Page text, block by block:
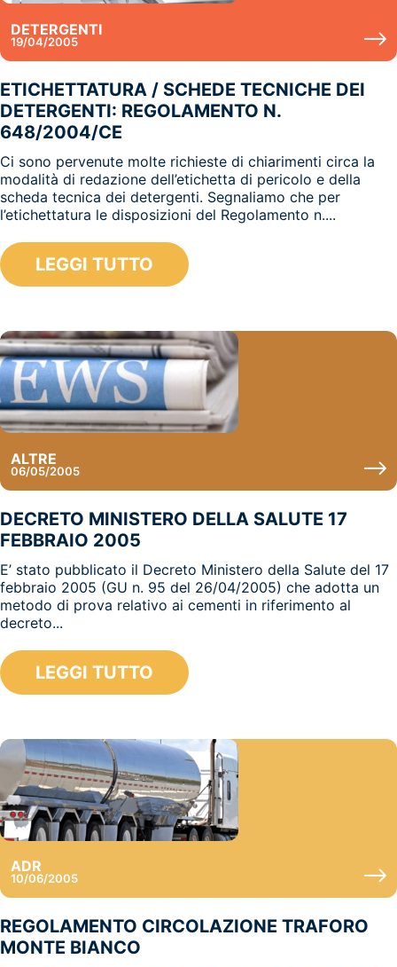
DETERGENTI
19/04/2005
ETICHETTATURA / SCHEDE TECNICHE DEI
DETERGENTI: REGOLAMENTO N.
648/2004/CE
Ci sono pervenute molte richieste di chiarimenti circa la
modalità di redazione dell’etichetta di pericolo e della
scheda tecnica dei detergenti. Segnaliamo che per
l’etichettatura le disposizioni del Regolamento n....
LEGGI TUTTO
ALTRE
06/05/2005
DECRETO MINISTERO DELLA SALUTE 17
FEBBRAIO 2005
E’ stato pubblicato il Decreto Ministero della Salute del 17
febbraio 2005 (GU n. 95 del 26/04/2005) che adotta un
metodo di prova relativo ai cementi in riferimento al
decreto...
LEGGI TUTTO
ADR
10/06/2005
REGOLAMENTO CIRCOLAZIONE TRAFORO
MONTE BIANCO